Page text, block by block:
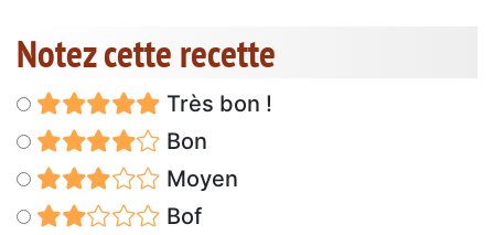
Notez cette recette
Très bon !
Bon
Moyen
Bof